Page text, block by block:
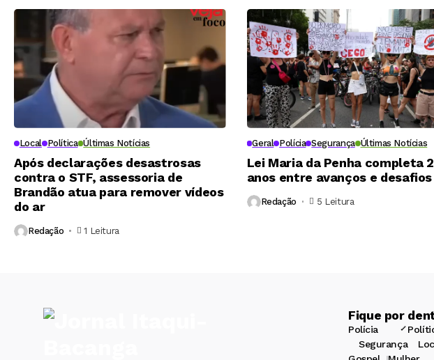
Local Política Últimas Notícias
Após declarações desastrosas
contra o STF, assessoria de
Brandão atua para remover vídeos
do ar
Redação 1 Leitura
Geral Polícia Segurança Últimas Notícias
Lei Maria da Penha completa
anos entre avanços e desafios
Redação 5 Leitura
Fique por
Polícia
Segurança